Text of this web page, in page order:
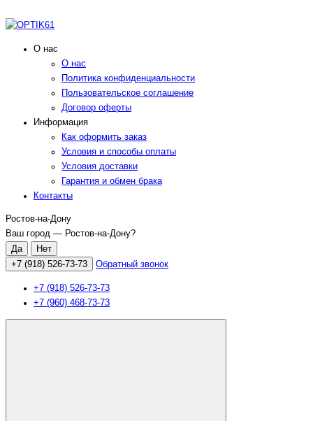
О нас
О нас
Политика конфиденциальности
Пользовательское соглашение
Договор оферты
Информация
Как оформить заказ
Условия и способы оплаты
Условия доставки
Гарантия и обмен брака
Контакты
Ростов-на-Дону
Ваш город — Ростов-на-Дону?
+7 (918) 526-73-73 Обратный звонок
+7 (918) 526-73-73
+7 (960) 468-73-73